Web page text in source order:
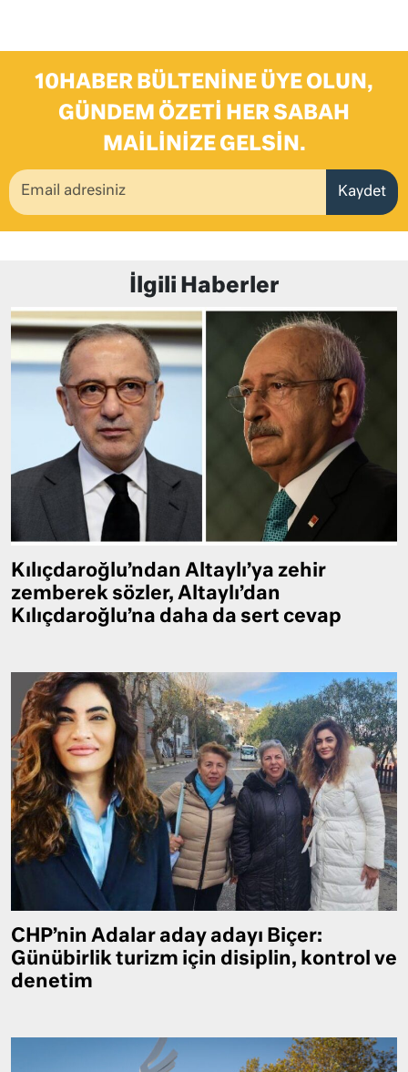
10HABER BÜLTENINE ÜYE OLUN,
GÜNDEM ÖZETI HER SABAH
MAILINIZE GELSIN.
Kaydet
İlgili Haberler
Kılıçdaroğlu’ndan Altaylı’ya zehir
zemberek sözler, Altaylı’dan
Kılıçdaroğlu’na daha da sert cevap
CHP’nin Adalar aday adayı Biçer:
Günübirlik turizm için disiplin, kontrol ve
denetim